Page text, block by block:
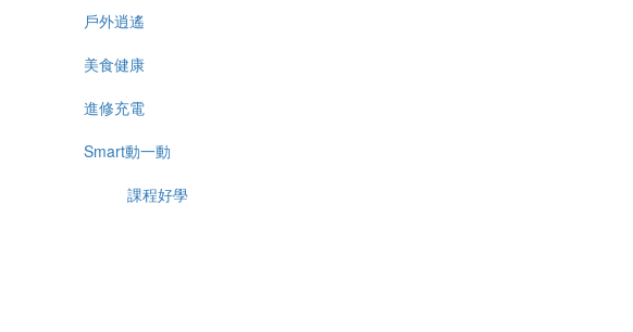
戶外逍遙
美食健康
進修充電
Smart動一動
課程好學